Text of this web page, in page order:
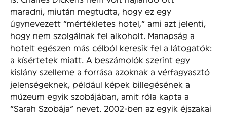
maradni, miután megtudta, hogy ez egy
úgynevezett “mértékletes hotel,” ami azt jelenti,
hogy nem szolgálnak fel alkoholt. Manapság a
hotelt egészen más célból keresik fel a látogatók:
a kísértetek miatt. A beszámolók szerint egy
kislány szelleme a forrása azoknak a vérfagyasztó
jelenségeknek, például képek billegésének a
múzeum egyik szobájában, amit róla kapta a
“Sarah Szobája” nevet. 2002-ben az egyik éjszakai